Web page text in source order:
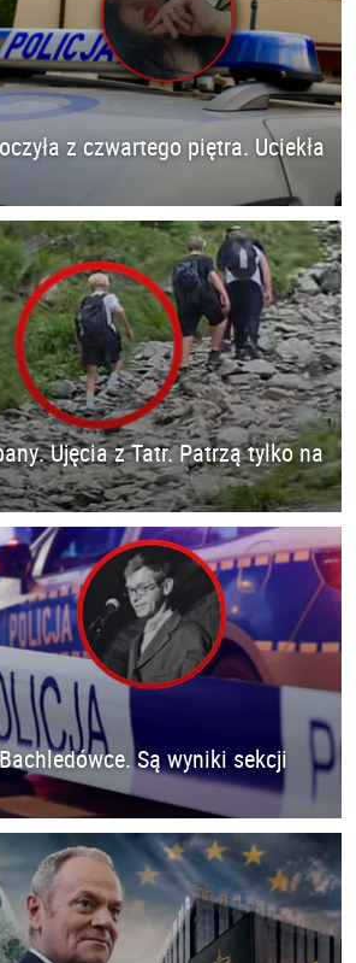
z czwartego piętra. Uciekła
Ujęcia z Tatr. Patrzą tylko na
Są wyniki sekcji